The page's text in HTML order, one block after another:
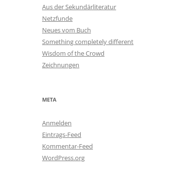
Aus der Sekundärliteratur
Netzfunde
Neues vom Buch
Something completely different
Wisdom of the Crowd
Zeichnungen
META
Anmelden
Eintrags-Feed
Kommentar-Feed
WordPress.org